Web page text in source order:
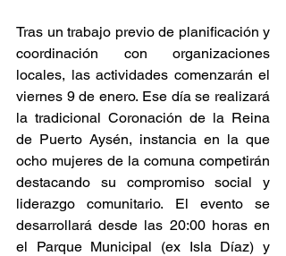
Tras un trabajo previo de planificación y
coordinación con organizaciones
locales, las actividades comenzarán el
viernes 9 de enero. Ese día se realizará
la tradicional Coronación de la Reina
de Puerto Aysén, instancia en la que
ocho mujeres de la comuna competirán
destacando su compromiso social y
liderazgo comunitario. El evento se
desarrollará desde las 20:00 horas en
el Parque Municipal (ex Isla Díaz) y